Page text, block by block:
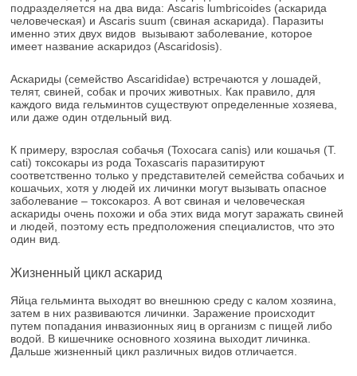
подразделяется на два вида: Ascaris lumbricoides (аскарида
человеческая) и Ascaris suum (свиная аскарида). Паразиты
именно этих двух видов вызывают заболевание, которое
имеет название аскаридоз (Ascaridosis).
Аскариды (семейство Ascarididae) встречаются у лошадей,
телят, свиней, собак и прочих животных. Как правило, для
каждого вида гельминтов существуют определенные хозяева,
или даже один отдельный вид.
К примеру, взрослая собачья (Toxocara canis) или кошачья (T.
cati) токсокары из рода Toxascaris паразитируют
соответственно только у представителей семейства собачьих и
кошачьих, хотя у людей их личинки могут вызывать опасное
заболевание – токсокароз. А вот свиная и человеческая
аскариды очень похожи и оба этих вида могут заражать свиней
и людей, поэтому есть предположения специалистов, что это
один вид.
Жизненный цикл аскарид
Яйца гельминта выходят во внешнюю среду с калом хозяина,
затем в них развиваются личинки. Заражение происходит
путем попадания инвазионных яиц в организм с пищей либо
водой. В кишечнике основного хозяина выходит личинка.
Дальше жизненный цикл различных видов отличается.